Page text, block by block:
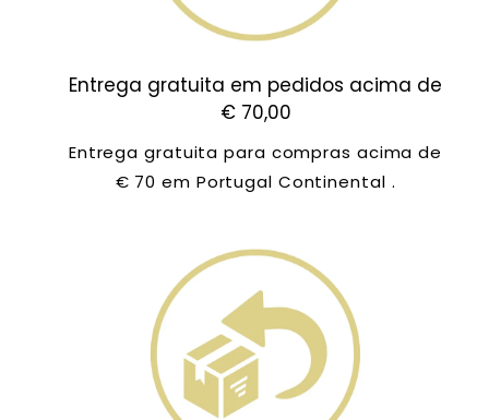
Entrega gratuita em pedidos acima de
€ 70,00
Entrega gratuita para compras acima de
€ 70 em Portugal Continental .